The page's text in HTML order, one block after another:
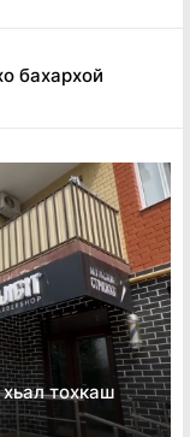
бахархой
хьал тохкаш